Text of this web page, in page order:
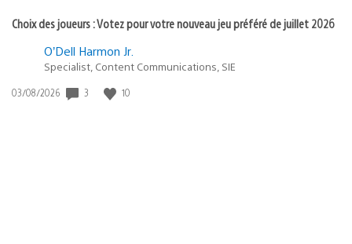
Choix des joueurs : Votez pour votre nouveau jeu préféré de juillet 2026
O’Dell Harmon Jr.
Specialist, Content Communications, SIE
Date
03/08/2026 3 10